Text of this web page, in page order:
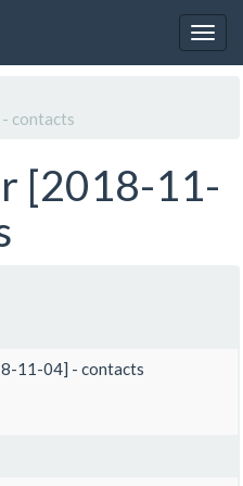
contacts
[2018-11-
11-04] - contacts